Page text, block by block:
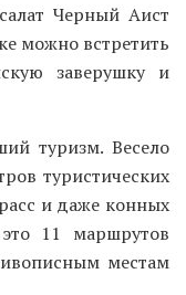
Черный Аист
можно встретить
заверушку и
туризм. Весело
туристических
и даже конных
11 маршрутов
местам